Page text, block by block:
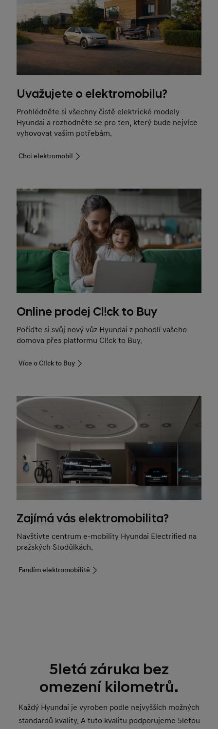
Uvažujete o elektromobilu?
Prohlédněte si všechny čistě elektrické modely
Hyundai a rozhodněte se pro ten, který bude nejvíce
vyhovovat vašim potřebám.
Chci elektromobil
Online prodej Cl!ck to Buy
Pořiďte si svůj nový vůz Hyundai z pohodlí vašeho
domova přes platformu Cl!ck to Buy.
Více o Cl!ck to Buy
Zajímá vás elektromobilita?
Navštivte centrum e-mobility Hyundai Electrified na
pražských Stodůlkách.
Fandím elektromobilitě
5letá záruka bez
omezení kilometrů.
Každý Hyundai je vyroben podle nejvyšších možných
standardů kvality. A tuto kvalitu podporujeme 5letou